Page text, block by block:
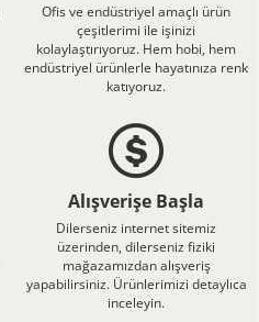
Ofis ve endüstriyel amaçlı ürün
çeşitlerimi ile işinizi
kolaylaştırıyoruz. Hem hobi, hem
endüstriyel ürünlerle hayatınıza renk
katıyoruz.
Alışverişe Başla
Dilerseniz internet sitemiz
üzerinden, dilerseniz fiziki
mağazamızdan alışveriş
yapabilirsiniz. Ürünlerimizi detaylıca
inceleyin.